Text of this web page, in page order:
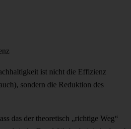
ist nicht die Effizienz
sondern die Reduktion des
das der theoretisch „richtige Weg“